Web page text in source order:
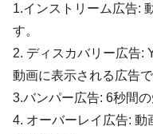
1.インストリーム広告:
す。
2. ディスカバリー広告:
動画に表示される広告で
3.バンパー広告: 6秒間の
4. オーバーレイ広告: